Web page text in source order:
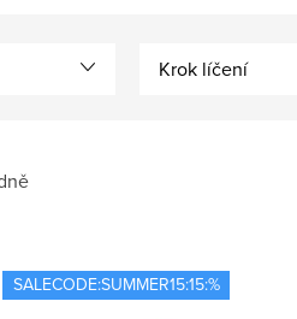
Krok líčení
SALECODE:SUMMER15:15:%